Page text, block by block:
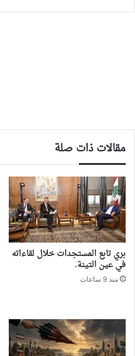
مقالات ذات صلة
بري تابع المستجدات خلال لقاءاته
في عين التينة.
منذ 9 ساعات